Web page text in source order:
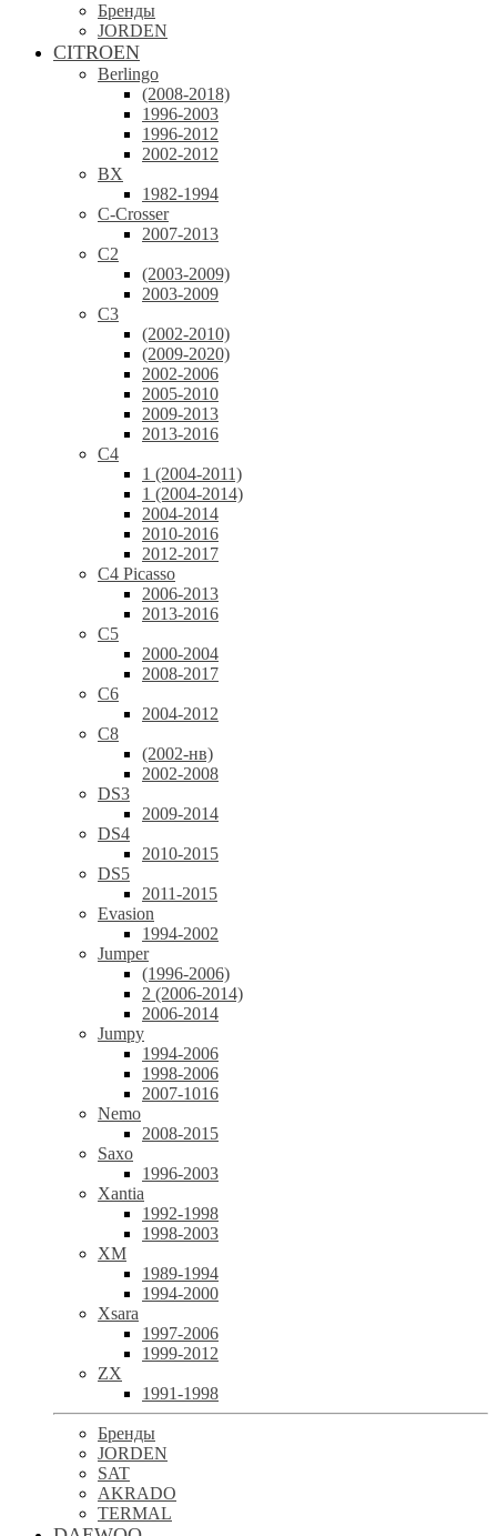
Бренды
JORDEN
CITROEN
Berlingo
(2008-2018)
1996-2003
1996-2012
2002-2012
BX
1982-1994
C-Crosser
2007-2013
C2
(2003-2009)
2003-2009
C3
(2002-2010)
(2009-2020)
2002-2006
2005-2010
2009-2013
2013-2016
C4
1 (2004-2011)
1 (2004-2014)
2004-2014
2010-2016
2012-2017
C4 Picasso
2006-2013
2013-2016
C5
2000-2004
2008-2017
C6
2004-2012
C8
(2002-нв)
2002-2008
DS3
2009-2014
DS4
2010-2015
DS5
2011-2015
Evasion
1994-2002
Jumper
(1996-2006)
2 (2006-2014)
2006-2014
Jumpy
1994-2006
1998-2006
2007-1016
Nemo
2008-2015
Saxo
1996-2003
Xantia
1992-1998
1998-2003
XM
1989-1994
1994-2000
Xsara
1997-2006
1999-2012
ZX
1991-1998
Бренды
JORDEN
SAT
AKRADO
TERMAL